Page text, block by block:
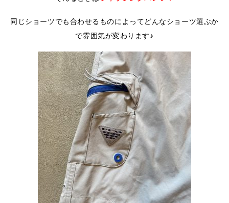
同じショーツでも合わせるものによってどんなショーツ選ぶか
で雰囲気が変わります♪